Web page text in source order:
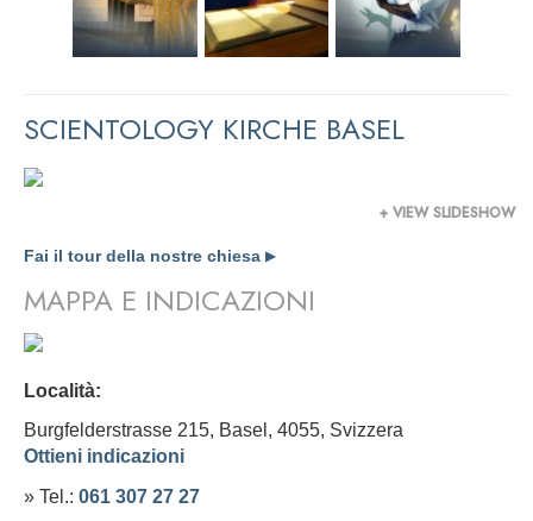
SCIENTOLOGY KIRCHE BASEL
+ VIEW SLIDESHOW
Fai il tour della nostre chiesa ▶
MAPPA E INDICAZIONI
Località:
Burgfelderstrasse 215, Basel, 4055, Svizzera
Ottieni indicazioni
» Tel.: 061 307 27 27